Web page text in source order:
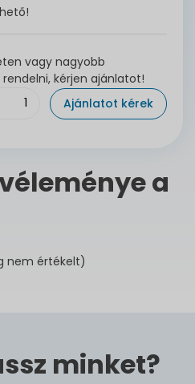
vagy nagyobb
kérjen ajánlatot!
Ajánlatot kérek
a
nem értékelt)
minket?